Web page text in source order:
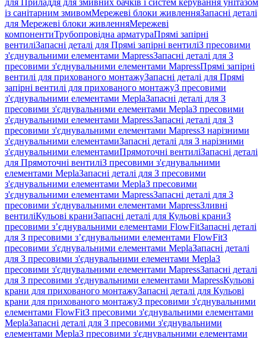
для Приладдя для змивних бачків і систем керування унітазом
із санітарним змивомМережеві блоки живленняЗапасні деталі
для Мережеві блоки живленняМережеві
компонентиТрубопровідна арматураПрямі запірні
вентиліЗапасні деталі для Прямі запірні вентиліЗ пресовими
з'єднувальними елементами MapressЗапасні деталі для З
пресовими з'єднувальними елементами MapressПрямі запірні
вентилі для прихованого монтажуЗапасні деталі для Прямі
запірні вентилі для прихованого монтажуЗ пресовими
з'єднувальними елементами MeplaЗапасні деталі для З
пресовими з'єднувальними елементами MeplaЗ пресовими
з'єднувальними елементами MapressЗапасні деталі для З
пресовими з'єднувальними елементами MapressЗ нарізними
з'єднувальними елементамиЗапасні деталі для З нарізними
з'єднувальними елементамиПрямоточні вентиліЗапасні деталі
для Прямоточні вентиліЗ пресовими з'єднувальними
елементами MeplaЗапасні деталі для З пресовими
з'єднувальними елементами MeplaЗ пресовими
з'єднувальними елементами MapressЗапасні деталі для З
пресовими з'єднувальними елементами MapressЗливні
вентиліКульові краниЗапасні деталі для Кульові краниЗ
пресовими з’єднувальними елементами FlowFitЗапасні деталі
для З пресовими з’єднувальними елементами FlowFitЗ
пресовими з'єднувальними елементами MeplaЗапасні деталі
для З пресовими з'єднувальними елементами MeplaЗ
пресовими з'єднувальними елементами MapressЗапасні деталі
для З пресовими з'єднувальними елементами MapressКульові
крани для прихованого монтажуЗапасні деталі для Кульові
крани для прихованого монтажуЗ пресовими з'єднувальними
елементами FlowFitЗ пресовими з'єднувальними елементами
MeplaЗапасні деталі для З пресовими з'єднувальними
елементами MeplaЗ пресовими з'єднувальними елементами